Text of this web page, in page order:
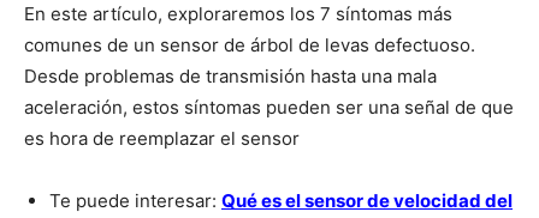
En este artículo, exploraremos los 7 síntomas más
comunes de un sensor de árbol de levas defectuoso.
Desde problemas de transmisión hasta una mala
aceleración, estos síntomas pueden ser una señal de que
es hora de reemplazar el sensor
Te puede interesar: Qué es el sensor de velocidad del